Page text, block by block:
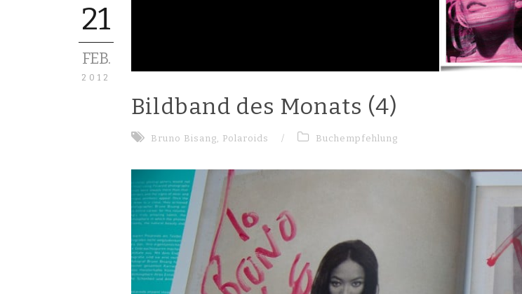
21
FEB.
2012
Bildband des Monats (4)
Bruno Bisang, Polaroids / Buchempfehlung